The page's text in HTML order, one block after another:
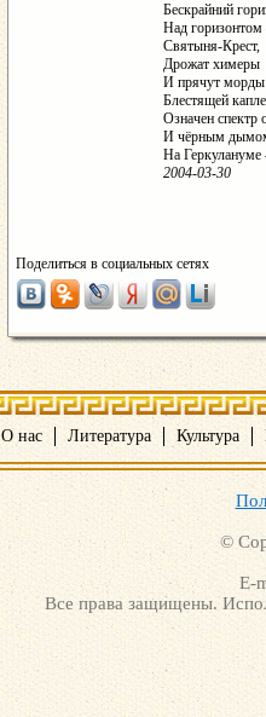
Бескрайний
Над горизонтом
Святыня-Крест,
Дрожат химеры
И прячут
Блестящей
Означен спектр
И чёрным
На
2004-03-30
Поделиться в социальных сетях
О нас Литература Культура
©
E-
Все права защищены.